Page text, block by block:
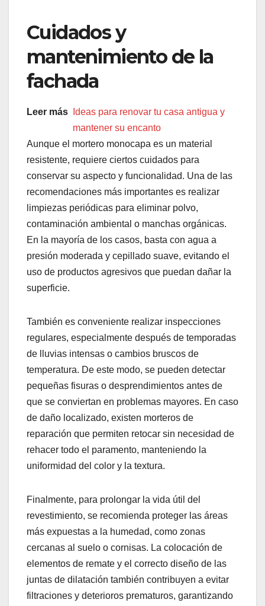
Cuidados y
mantenimiento de la
fachada
Leer más
Ideas para renovar tu casa antigua y
mantener su encanto
Aunque el mortero monocapa es un material
resistente, requiere ciertos cuidados para
conservar su aspecto y funcionalidad. Una de las
recomendaciones más importantes es realizar
limpiezas periódicas para eliminar polvo,
contaminación ambiental o manchas orgánicas.
En la mayoría de los casos, basta con agua a
presión moderada y cepillado suave, evitando el
uso de productos agresivos que puedan dañar la
superficie.
También es conveniente realizar inspecciones
regulares, especialmente después de temporadas
de lluvias intensas o cambios bruscos de
temperatura. De este modo, se pueden detectar
pequeñas fisuras o desprendimientos antes de
que se conviertan en problemas mayores. En caso
de daño localizado, existen morteros de
reparación que permiten retocar sin necesidad de
rehacer todo el paramento, manteniendo la
uniformidad del color y la textura.
Finalmente, para prolongar la vida útil del
revestimiento, se recomienda proteger las áreas
más expuestas a la humedad, como zonas
cercanas al suelo o cornisas. La colocación de
elementos de remate y el correcto diseño de las
juntas de dilatación también contribuyen a evitar
filtraciones y deterioros prematuros, garantizando